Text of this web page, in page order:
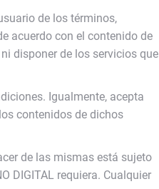
de los términos,
acuerdo con el contenido de
disponer de los servicios que
Igualmente, acepta
contenidos de dichos
de las mismas está sujeto
DIGITAL requiera. Cualquier